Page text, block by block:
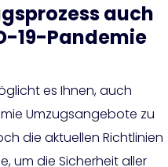
auch
19-Pandemie
es Ihnen, auch
Umzugsangebote zu
die aktuellen Richtlinien
um die Sicherheit aller